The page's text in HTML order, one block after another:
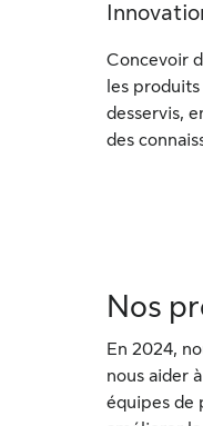
Concevoir
les
desservis,
des
Nos
En 2024,
nous aider
équipes de